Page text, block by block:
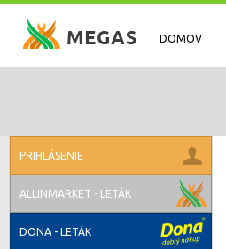
DOMOV
PRIHLÁSENIE
ALLINMARKET - LETÁK
DONA - LETÁK